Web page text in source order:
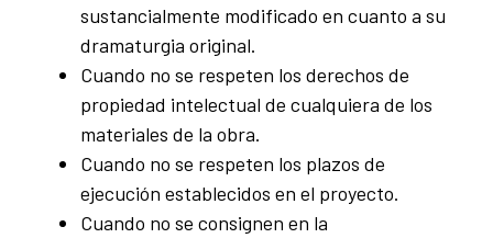
sustancialmente modificado en cuanto a su
dramaturgia original.
Cuando no se respeten los derechos de
propiedad intelectual de cualquiera de los
materiales de la obra.
Cuando no se respeten los plazos de
ejecución establecidos en el proyecto.
Cuando no se consignen en la